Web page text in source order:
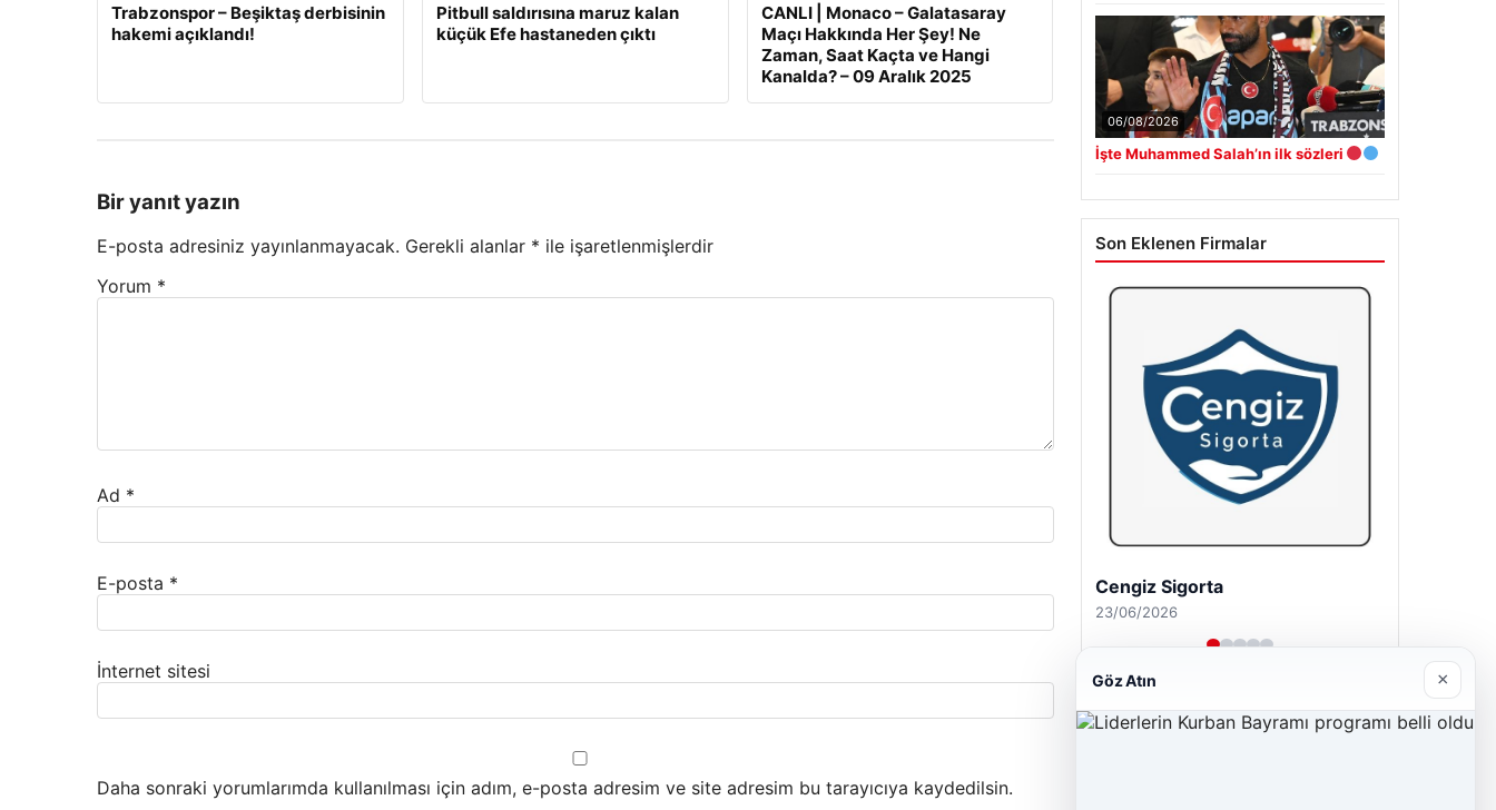
Trabzonspor – Beşiktaş derbisinin
hakemi açıklandı!
Pitbull saldırısına maruz kalan
küçük Efe hastaneden çıktı
CANLI | Monaco – Galatasaray
Maçı Hakkında Her Şey! Ne
Zaman, Saat Kaçta ve Hangi
Kanalda? – 09 Aralık 2025
Bir yanıt yazın
E-posta adresiniz yayınlanmayacak. Gerekli alanlar * ile işaretlenmişlerdir
Yorum *
Ad *
E-posta *
İnternet sitesi
Daha sonraki yorumlarımda kullanılması için adım, e-posta adresim ve site adresim bu tarayıcıya kaydedilsin.
06/08/2026
İşte Muhammed Salah’ın ilk sözleri
Son Eklenen Firmalar
Hastaş Beton
26/05/2026
Göz Atın ×